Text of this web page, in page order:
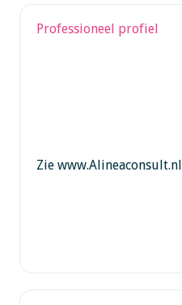
Professioneel profiel
Zie www.Alineaconsult.nl